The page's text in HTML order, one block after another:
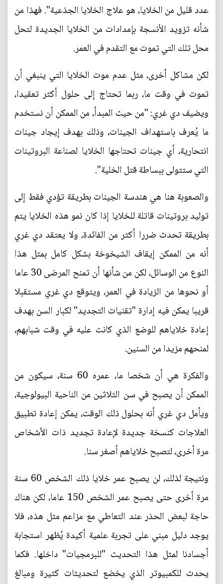
عدد قليل من الخلايا، هو علاج الخلايا الجذعية". فهذا من
شأنه تزويد الأنسجة بإمدادات من الخلايا الجديدة لتحل
محل تلك التي تموت مع التقدم في العمر.
لكن مشاكل أخرى، مثل عدم موت الخلايا التي ينبغي أن
تموت في وقت ما، ربما تحتاج إلى حلول أكثر تعقيدا،
ويضيف دي غري: "من حيث المبدأ، من الممكن أن نستخدم
ما يُعرف باستهداف الجينات، وذلك بهدف إيجاد جينات
انتحارية، أي جينات تحتاجها الخلايا لصناعة البروتينات
التي ستتولى ببساطة قتل الخلية".
والصعوبة هنا هي هندسة الجينات بطريقة تؤدي فقط إلى
توليد بروتينات قاتلة للخلايا إذا كان نمو هذه الخلايا يتم
بطريقة تحدث ضررا أكثر من الفائدة، ولا يعتقد دي غري
أنه من الممكن إيقاف الشيخوخة بشكل كامل بمثل هذا
النوع من الوسائل، لكن من شأنها أن تمنح المرضى 30 عاما
أو نحوها من الزيادة في العمر، ويتوقع دي غري مستقبلا
قريبا يمكن فيه إدارة "تقنيات التجديد" لكبار السن بهدف
إعادة خلاياهم للوضع الذي كانت عليه في وقت شبابهم،
لمنحهم مزيدا من السنين.
والفكرة هي أن شخصا ما، عمره 60 سنة، سيكون من
الممكن أن يصبح في سن الثلاثين من الناحية البيولوجية،
ويأمل دي غري أنه بحلول ذلك الوقت، يمكن إعادة تطبيق
العلاجات كنسخة جديدة لإعادة تجديد ذات الأشخاص
مرة أخرى، لتصبح خلاياهم أصغر سنا.
ونتيجة لذلك، لن يصبح عمر خلايا ذلك الشخص 60 سنة
مرة أخرى حتى يصبح عمر الشخص 150 عاما، لكن هناك
حاجة لبعض الحذر عند التعاطي مع مزاعم مثل هذه، فلا
يوجد دليل مبني على تجربة علمية أكيدة يُظهر استجابة
أجسادنا لمثل هذا التحديث "للبرمجيات" داخلها. فكما
يحدث للكمبيوتر الذي يخضع لتحديثات كثيرة ومبالغ